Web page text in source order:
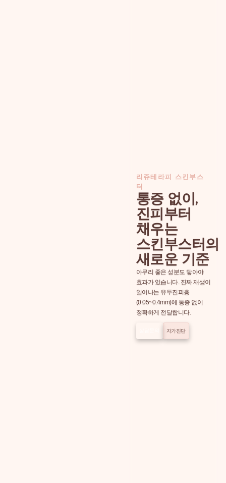
리쥬테라피 스킨부스
터
통증 없이,
진피부터
채우는
스킨부스터의
새로운 기준
아무리 좋은 성분도 닿아야
효과가 있습니다. 진짜 재생이
일어나는 유두진피층
(0.05~0.4mm)에 통증 없이
정확하게 전달합니다.
자가진단